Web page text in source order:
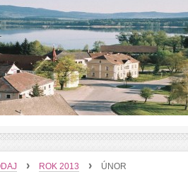
› ROK 2013 › ÚNOR